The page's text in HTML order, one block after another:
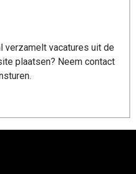
verzamelt vacatures uit de
plaatsen? Neem contact